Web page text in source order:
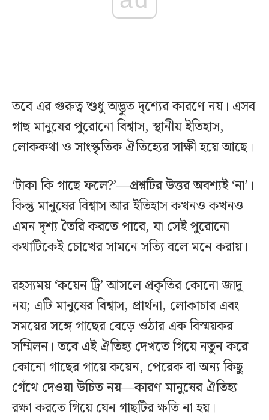
তবে এর গুরুত্ব শুধু অদ্ভুত দৃশ্যের কারণে নয়। এসব
গাছ মানুষের পুরোনো বিশ্বাস, স্থানীয় ইতিহাস,
লোককথা ও সাংস্কৃতিক ঐতিহ্যের সাক্ষী হয়ে আছে।
‘টাকা কি গাছে ফলে?’—প্রশ্নটির উত্তর অবশ্যই ‘না’।
কিন্তু মানুষের বিশ্বাস আর ইতিহাস কখনও কখনও
এমন দৃশ্য তৈরি করতে পারে, যা সেই পুরোনো
কথাটিকেই চোখের সামনে সত্যি বলে মনে করায়।
রহস্যময় ‘কয়েন ট্রি’ আসলে প্রকৃতির কোনো জাদু
নয়; এটি মানুষের বিশ্বাস, প্রার্থনা, লোকাচার এবং
সময়ের সঙ্গে গাছের বেড়ে ওঠার এক বিস্ময়কর
সম্মিলন। তবে এই ঐতিহ্য দেখতে গিয়ে নতুন করে
কোনো গাছের গায়ে কয়েন, পেরেক বা অন্য কিছু
গেঁথে দেওয়া উচিত নয়—কারণ মানুষের ঐতিহ্য
রক্ষা করতে গিয়ে যেন গাছটির ক্ষতি না হয়।